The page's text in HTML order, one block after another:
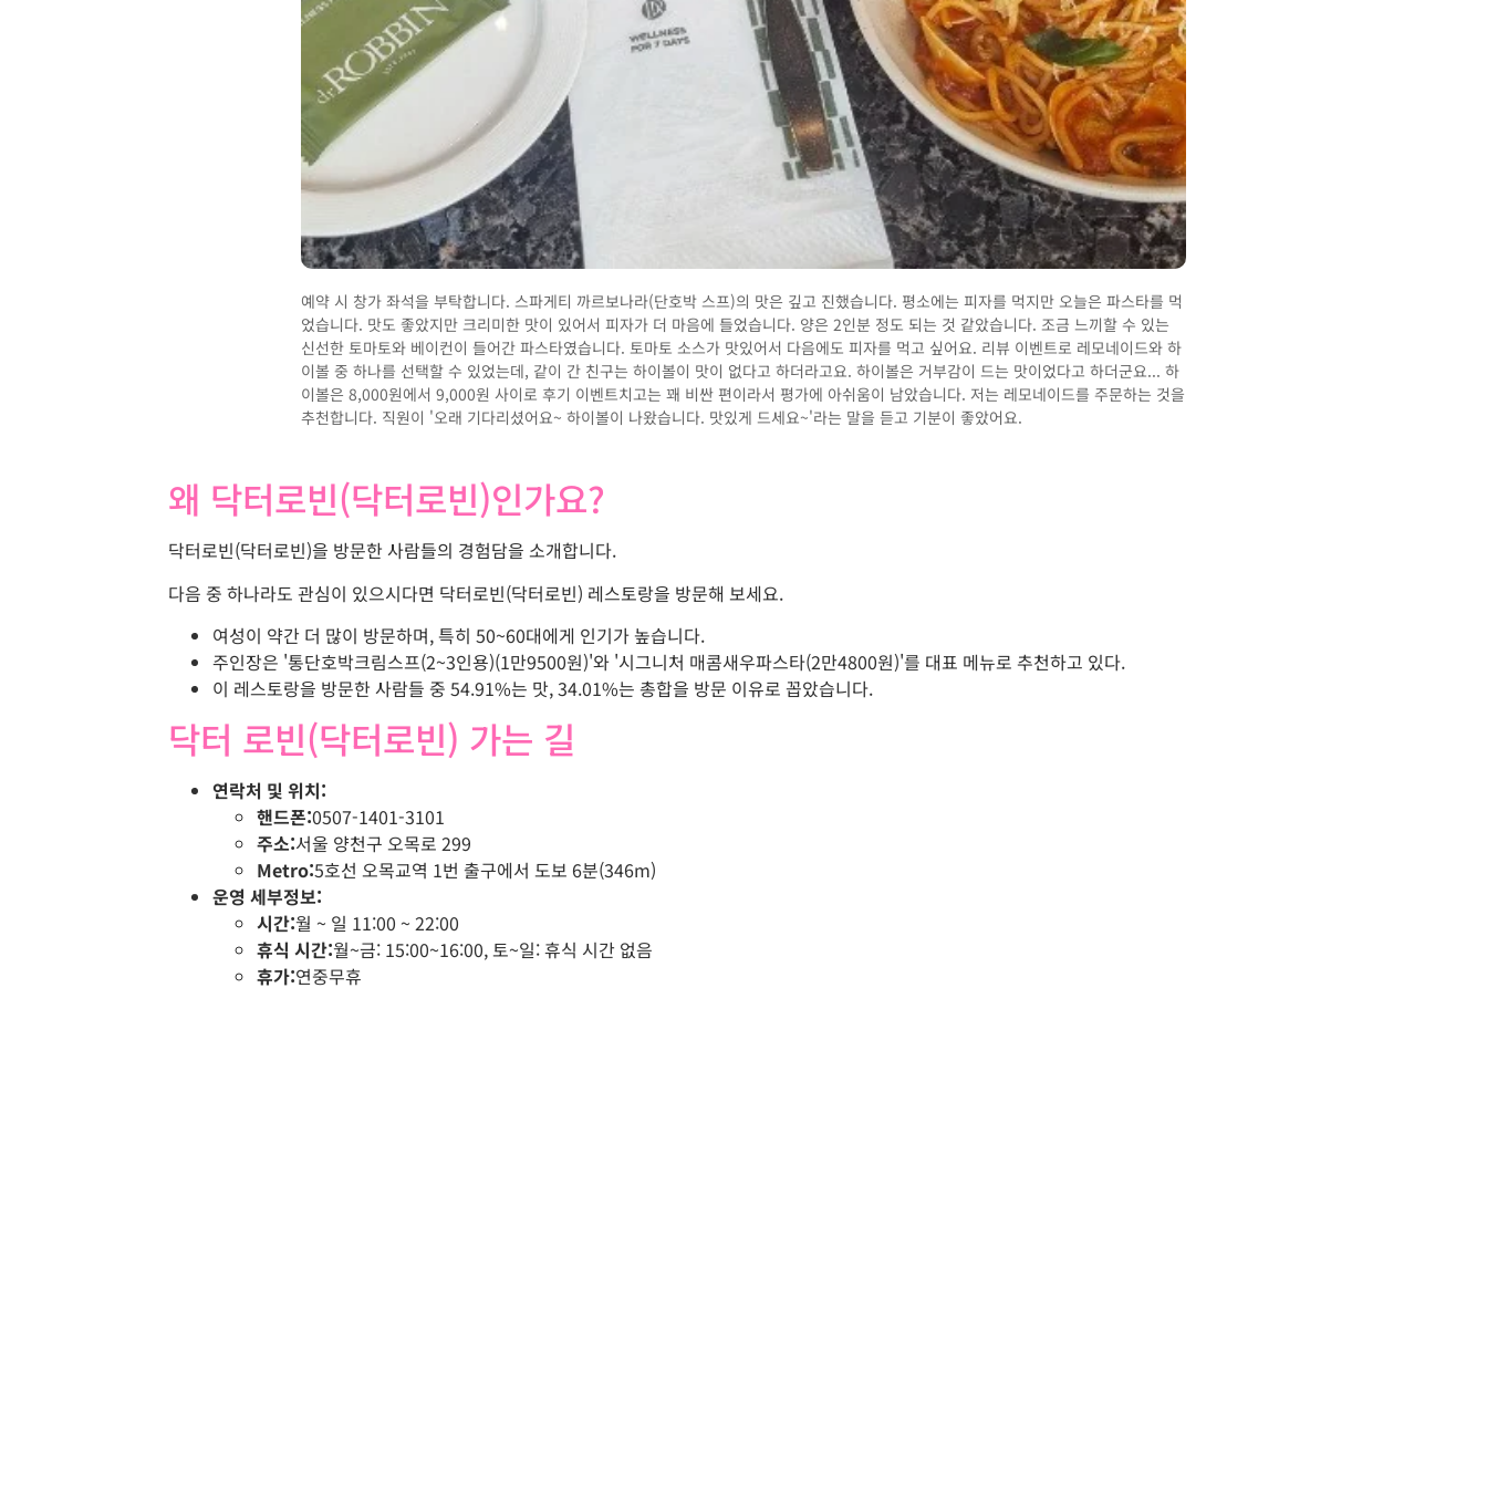
예약 시 창가 좌석을 부탁합니다. 스파게티 까르보나라(단호박 스프)의 맛은 깊고 진했습니다. 평소에는 피자를 먹지만 오늘은 파스타를 먹
었습니다. 맛도 좋았지만 크리미한 맛이 있어서 피자가 더 마음에 들었습니다. 양은 2인분 정도 되는 것 같았습니다. 조금 느끼할 수 있는
신선한 토마토와 베이컨이 들어간 파스타였습니다. 토마토 소스가 맛있어서 다음에도 피자를 먹고 싶어요. 리뷰 이벤트로 레모네이드와 하
이볼 중 하나를 선택할 수 있었는데, 같이 간 친구는 하이볼이 맛이 없다고 하더라고요. 하이볼은 거부감이 드는 맛이었다고 하더군요... 하
이볼은 8,000원에서 9,000원 사이로 후기 이벤트치고는 꽤 비싼 편이라서 평가에 아쉬움이 남았습니다. 저는 레모네이드를 주문하는 것을
추천합니다. 직원이 '오래 기다리셨어요~ 하이볼이 나왔습니다. 맛있게 드세요~'라는 말을 듣고 기분이 좋았어요.
왜 닥터로빈(닥터로빈)인가요?
닥터로빈(닥터로빈)을 방문한 사람들의 경험담을 소개합니다.
다음 중 하나라도 관심이 있으시다면 닥터로빈(닥터로빈) 레스토랑을 방문해 보세요.
여성이 약간 더 많이 방문하며, 특히 50~60대에게 인기가 높습니다.
주인장은 '통단호박크림스프(2~3인용)(1만9500원)'와 '시그니처 매콤새우파스타(2만4800원)'를 대표 메뉴로 추천하고 있다.
이 레스토랑을 방문한 사람들 중 54.91%는 맛, 34.01%는 총합을 방문 이유로 꼽았습니다.
닥터 로빈(닥터로빈) 가는 길
연락처 및 위치:
핸드폰:0507-1401-3101
주소:서울 양천구 오목로 299
Metro:5호선 오목교역 1번 출구에서 도보 6분(346m)
운영 세부정보:
시간:월 ~ 일 11:00 ~ 22:00
휴식 시간:월~금: 15:00~16:00, 토~일: 휴식 시간 없음
휴가:연중무휴